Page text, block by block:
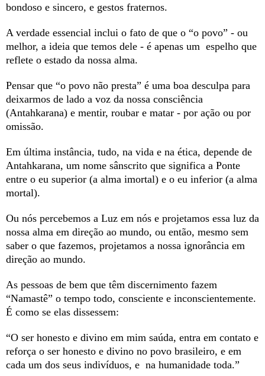
bondoso e sincero, e gestos fraternos.
A verdade essencial inclui o fato de que o “o povo” - ou
melhor, a ideia que temos dele - é apenas um espelho que
reflete o estado da nossa alma.
Pensar que “o povo não presta” é uma boa desculpa para
deixarmos de lado a voz da nossa consciência
(Antahkarana) e mentir, roubar e matar - por ação ou por
omissão.
Em última instância, tudo, na vida e na ética, depende de
Antahkarana, um nome sânscrito que significa a Ponte
entre o eu superior (a alma imortal) e o eu inferior (a alma
mortal).
Ou nós percebemos a Luz em nós e projetamos essa luz da
nossa alma em direção ao mundo, ou então, mesmo sem
saber o que fazemos, projetamos a nossa ignorância em
direção ao mundo.
As pessoas de bem que têm discernimento fazem
“Namastê” o tempo todo, consciente e inconscientemente.
É como se elas dissessem:
“O ser honesto e divino em mim saúda, entra em contato e
reforça o ser honesto e divino no povo brasileiro, e em
cada um dos seus indivíduos, e na humanidade toda.”